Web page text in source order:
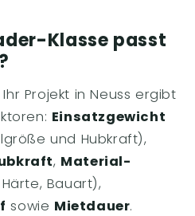
Klasse passt
Projekt in Neuss ergibt
Einsatzgewicht
und Hubkraft),
, Material-
Bauart),
sowie Mietdauer.